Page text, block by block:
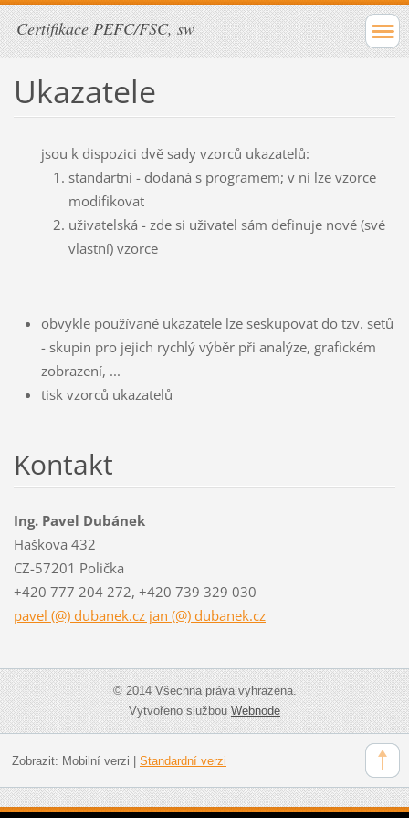
Certifikace PEFC/FSC, sw
Ukazatele
jsou k dispozici dvě sady vzorců ukazatelů:
standartní - dodaná s programem; v ní lze vzorce
modifikovat
uživatelská - zde si uživatel sám definuje nové (své
vlastní) vzorce
obvykle používané ukazatele lze seskupovat do tzv. setů
- skupin pro jejich rychlý výběr při analýze, grafickém
zobrazení, ...
tisk vzorců ukazatelů
Kontakt
Ing. Pavel Dubánek
Haškova 432
CZ-57201 Polička
+420 777 204 272, +420 739 329 030
pavel (@) dubanek.cz jan (@) dubanek.cz
© 2014 Všechna práva vyhrazena.
Vytvořeno službouWebnode
Zobrazit: Mobilní verzi Standardní verzi